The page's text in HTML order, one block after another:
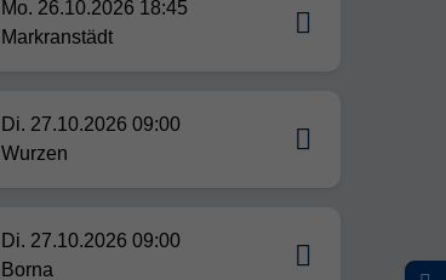
Mo. 26.10.2026 18:45
Markranstädt
Di. 27.10.2026 09:00
Wurzen
Di. 27.10.2026 09:00
Borna